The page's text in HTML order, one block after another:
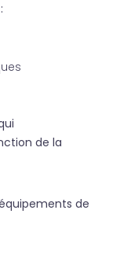
de la
de